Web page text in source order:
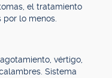
el tratamiento
lo menos.
vértigo,
Sistema